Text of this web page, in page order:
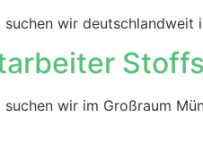
suchen wir
suchen wir im Großraum